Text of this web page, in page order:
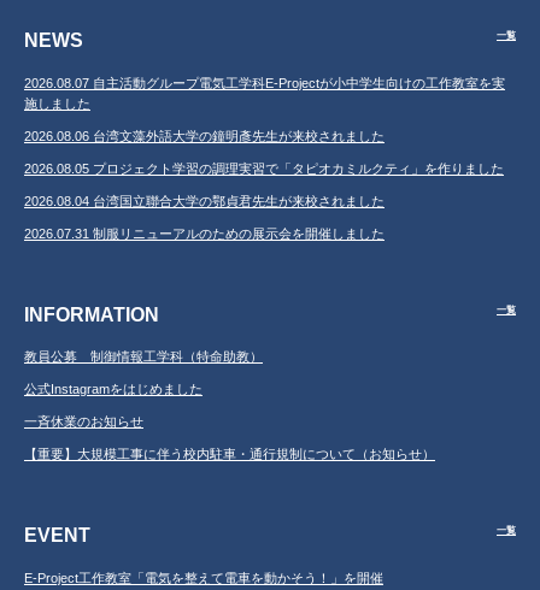
NEWS 一覧
2026.08.07 自主活動グループ電気工学科E-Projectが小中学生向けの工作教室を実
施しました
2026.08.06 台湾文藻外語大学の鐘明彥先生が来校されました
2026.08.05 プロジェクト学習の調理実習で「タピオカミルクティ」を作りました
2026.08.04 台湾国立聯合大学の鄂貞君先生が来校されました
2026.07.31 制服リニューアルのための展示会を開催しました
INFORMATION 一覧
教員公募 制御情報工学科（特命助教）
公式Instagramをはじめました
一斉休業のお知らせ
【重要】大規模工事に伴う校内駐車・通行規制について（お知らせ）
EVENT 一覧
E-Project工作教室「電気を整えて電車を動かそう！」を開催